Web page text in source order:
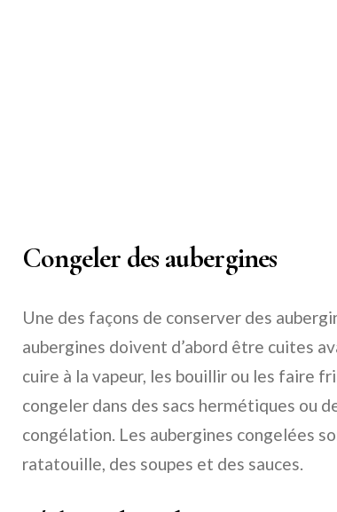
Congeler des aubergines
Une des façons de conserver des
aubergines doivent d’abord être cuites
cuire à la vapeur, les bouillir ou les faire
congeler dans des sacs hermétiques ou
congélation. Les aubergines congelées
ratatouille, des soupes et des sauces.